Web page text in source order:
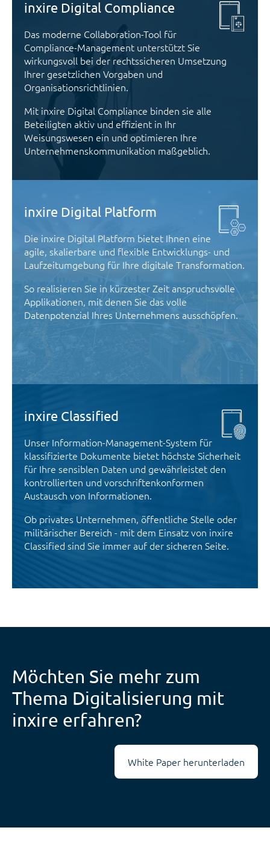
inxire Digital Compliance
Das moderne Collaboration-Tool für
Compliance-Management unterstützt Sie
wirkungsvoll bei der rechtssicheren Umsetzung
Ihrer gesetzlichen Vorgaben und
Organisationsrichtlinien.
Mit inxire Digital Compliance binden sie alle
Beteiligten aktiv und effizient in Ihr
Weisungswesen ein und optimieren Ihre
Unternehmens­kommunikation maßgeblich.
inxire Digital Platform
Die inxire Digital Platform bietet Ihnen eine
agile, skalierbare und flexible Entwicklungs- und
Laufzeitumgebung für Ihre digitale Transformation.
So realisieren Sie in kürzester Zeit anspruchsvolle
Applikationen, mit denen Sie das volle
Datenpotenzial Ihres Unternehmens ausschöpfen.
inxire Classified
Unser Information-Management-System für
klassifizierte Dokumente bietet höchste Sicherheit
für Ihre sensiblen Daten und gewährleistet den
kontrollierten und vorschriftenkonformen
Austausch von Informationen.
Ob privates Unternehmen, öffentliche Stelle oder
militärischer Bereich - mit dem Einsatz von inxire
Classified sind Sie immer auf der sicheren Seite.
Möchten Sie mehr zum
Thema Digitalisierung mit
inxire erfahren?
White Paper herunterladen